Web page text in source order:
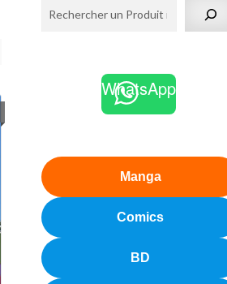
WhatsApp
Manga
Comics
BD